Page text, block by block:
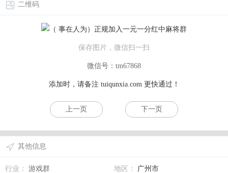
二维码
保存图片，微信扫一扫
微信号：tm67868
添加时，请备注 tuiqunxia.com更快通过！
上一页 下一页
其他信息
行业： 游戏群 地区：
广州市